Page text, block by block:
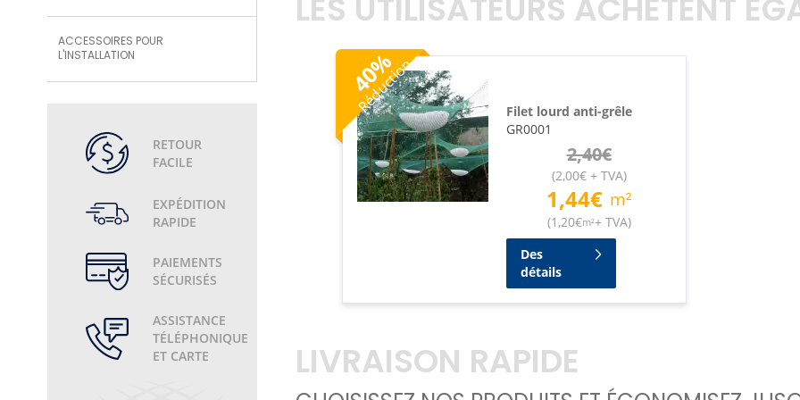
ACCESSOIRES POUR
L'INSTALLATION
RETOUR
FACILE
EXPÉDITION
RAPIDE
PAIEMENTS
SÉCURISÉS
ASSISTANCE
TÉLÉPHONIQUE
ET CARTE
LES UTILISATEURS ACHÈTENT
40
%
Réduction
Filet lourd anti-grêle
GR0001
2,40€
(2,00€+ TVA)
1,44€ m²
(1,20€m²+ TVA)
Des
détails
LIVRAISON RAPIDE